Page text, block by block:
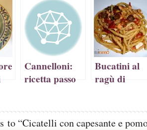
nuova
finestra)
Cannelloni:
ricetta passo
Bucatini al
ragù di
to “Cicatelli con capesante e